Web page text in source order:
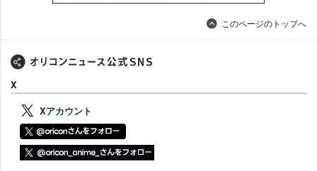
このページのトップへ
X
Xアカウント